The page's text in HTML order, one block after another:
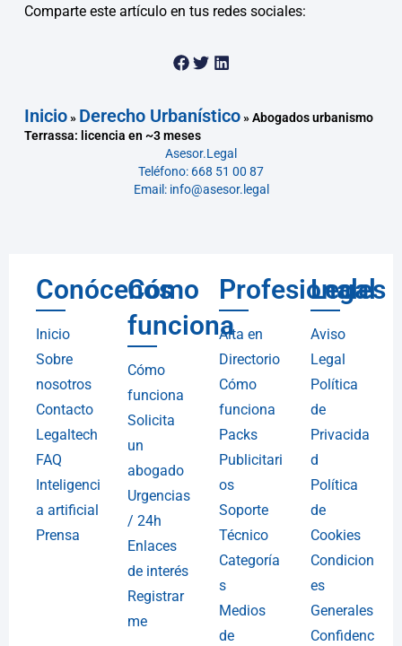
Comparte este artículo en tus redes sociales:
Inicio» Derecho Urbanístico»Abogados urbanismo
Terrassa: licencia en ~3 meses
Asesor.Legal
Teléfono: 668 51 00 87
Email: info@asesor.legal
Conócenos
Inicio
Sobre
nosotros
Contacto
Legaltech
FAQ
Inteligenci
a artificial
Prensa
Cómo
funciona
Cómo
funciona
Solicita
un
abogado
Urgencias
/ 24h
Enlaces
de interés
Registrar
me
Profesionales
Alta en
Directorio
Cómo
funciona
Packs
Publicitari
os
Soporte
Técnico
Categoría
s
Medios
de
Legal
Aviso
Legal
Política
de
Privacida
d
Política
de
Cookies
Condicion
es
Generales
Confidenc